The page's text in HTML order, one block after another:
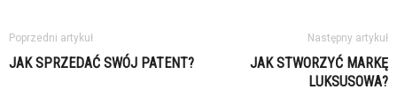
Poprzedni artykuł
JAK SPRZEDAĆ SWÓJ PATENT?
Następny artykuł
JAK STWORZYĆ MARKĘ
LUKSUSOWA?